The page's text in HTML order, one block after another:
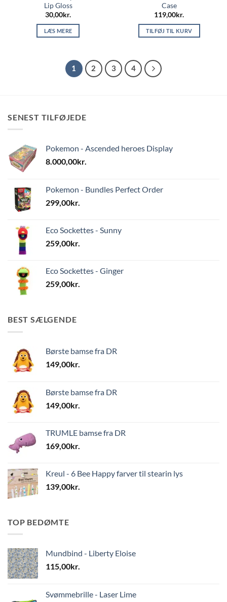
Lip Gloss
30,00kr.
LÆS MERE
Case
119,00kr.
TILFØJ TIL KURV
1 2 3 4
SENEST TILFØJEDE
Pokemon - Ascended heroes Display
8.000,00kr.
Pokemon - Bundles Perfect Order
299,00kr.
Eco Sockettes - Sunny
259,00kr.
Eco Sockettes - Ginger
259,00kr.
BEST SÆLGENDE
Børste bamse fra DR
149,00kr.
Børste bamse fra DR
149,00kr.
TRUMLE bamse fra DR
169,00kr.
Kreul - 6 Bee Happy farver til stearin lys
139,00kr.
TOP BEDØMTE
Mundbind - Liberty Eloise
115,00kr.
Svømmebrille - Laser Lime